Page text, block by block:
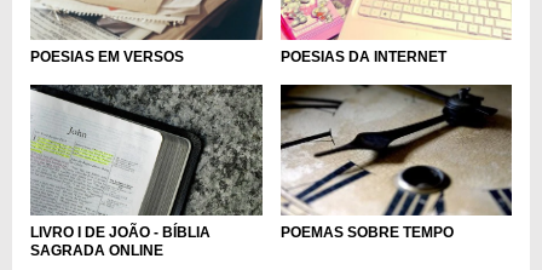
POESIAS EM VERSOS POESIAS DA INTERNET
LIVRO I DE JOÃO - BÍBLIA
SAGRADA ONLINE
POEMAS SOBRE TEMPO